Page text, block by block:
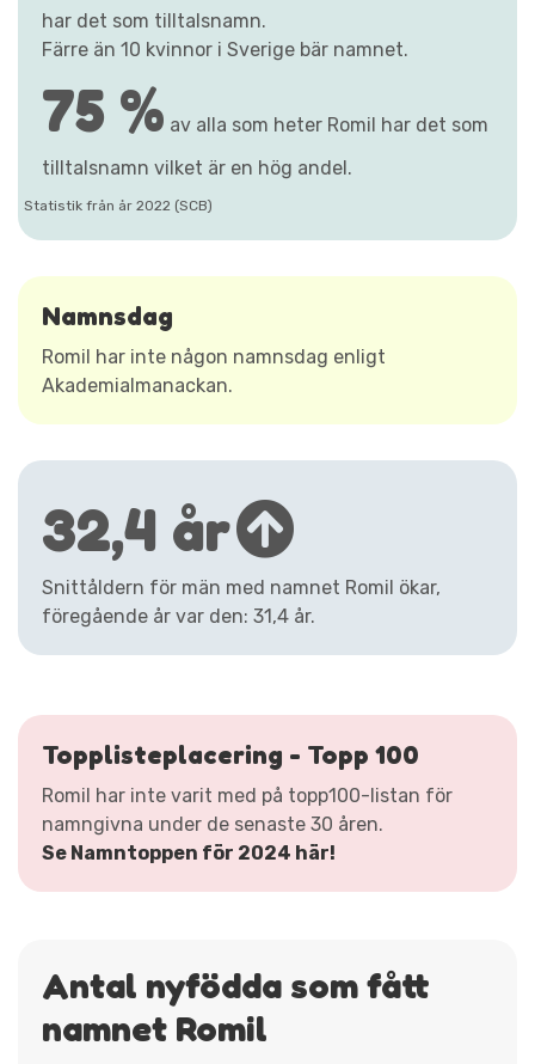
har det som tilltalsnamn.
Färre än 10 kvinnor i Sverige bär namnet.
75 % av alla som heter Romil har det som
tilltalsnamn vilket är en hög andel.
Statistik från år 2022 (SCB)
Namnsdag
Romil har inte någon namnsdag enligt
Akademialmanackan.
32,4 år
Snittåldern för män med namnet Romil ökar,
föregående år var den: 31,4 år.
Topplisteplacering - Topp 100
Romil har inte varit med på topp100-listan för
namngivna under de senaste 30 åren.
Se Namntoppen för 2024 här!
Antal nyfödda som fått
namnet Romil